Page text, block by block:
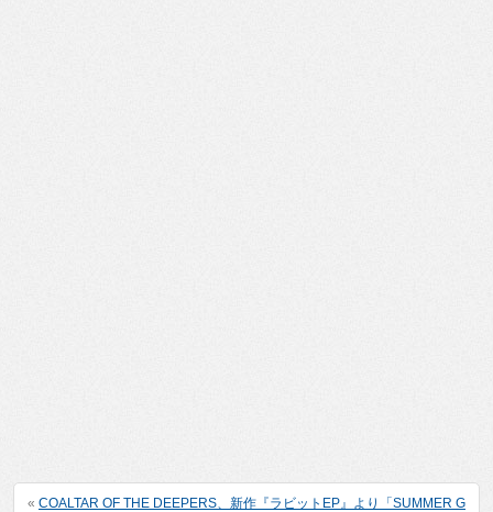
« COALTAR OF THE DEEPERS、新作『ラビットEP』より「SUMMER G